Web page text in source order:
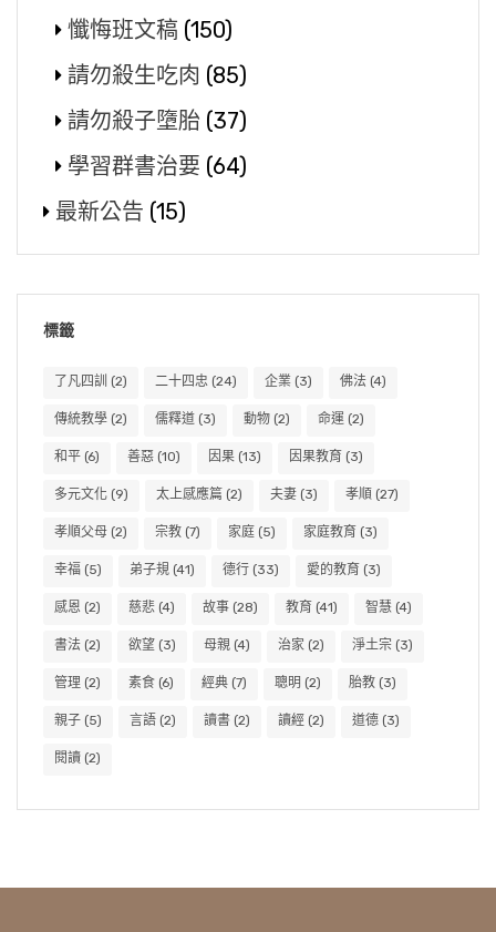
懺悔班文稿 (150)
請勿殺生吃肉 (85)
請勿殺子墮胎 (37)
學習群書治要 (64)
最新公告 (15)
標籤
了凡四訓 (2) 二十四忠 (24) 企業 (3) 佛法 (4)
傳統教學 (2) 儒釋道 (3) 動物 (2) 命運 (2)
和平 (6) 善惡 (10) 因果 (13) 因果教育 (3)
多元文化 (9) 太上感應篇 (2) 夫妻 (3) 孝順 (27)
孝順父母 (2) 宗教 (7) 家庭 (5) 家庭教育 (3)
幸福 (5) 弟子規 (41) 德行 (33) 愛的教育 (3)
感恩 (2) 慈悲 (4) 故事 (28) 教育 (41) 智慧 (4)
書法 (2) 欲望 (3) 母親 (4) 治家 (2) 淨土宗 (3)
管理 (2) 素食 (6) 經典 (7) 聰明 (2) 胎教 (3)
親子 (5) 言語 (2) 讀書 (2) 讀經 (2) 道德 (3)
閱讀 (2)